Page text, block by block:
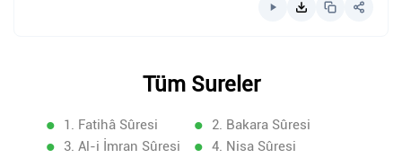
Tüm Sureler
1. Fatihâ Sûresi
2. Bakara Sûresi
3. Al-i İmran Sûresi
4. Nisa Sûresi